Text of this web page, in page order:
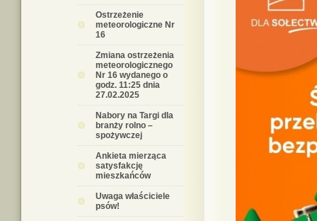
Ostrzeżenie
meteorologiczne Nr
16
Zmiana ostrzeżenia
meteorologicznego
Nr 16 wydanego o
godz. 11:25 dnia
27.02.2025
Nabory na Targi dla
branży rolno –
spożywczej
Ankieta mierząca
satysfakcję
mieszkańców
Uwaga właściciele
psów!